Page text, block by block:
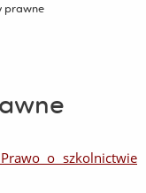
prawne
o szkolnictwie